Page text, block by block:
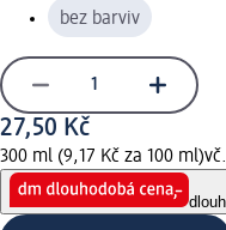
bez barviv
27,50 Kč
300 ml (9,17 Kč za 100 ml)